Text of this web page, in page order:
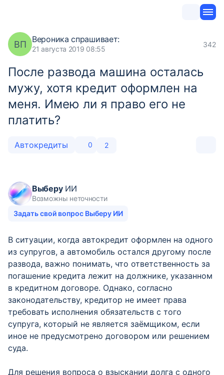
ВП Вероника спрашивает:
21 августа 2019 08:55
342
После развода машина осталась
мужу, хотя кредит оформлен на
меня. Имею ли я право его не
платить?
Автокредиты 0 2
ВыберуИИ
Возможны неточности
Задать свой вопрос Выберу ИИ
В ситуации, когда автокредит оформлен на одного
из супругов, а автомобиль остался другому после
развода, важно понимать, что ответственность за
погашение кредита лежит на должнике, указанном
в кредитном договоре. Однако, согласно
законодательству, кредитор не имеет права
требовать исполнения обязательств с того
супруга, который не является заёмщиком, если
иное не предусмотрено договором или решением
суда.
Для решения вопроса о взыскании долга с одного